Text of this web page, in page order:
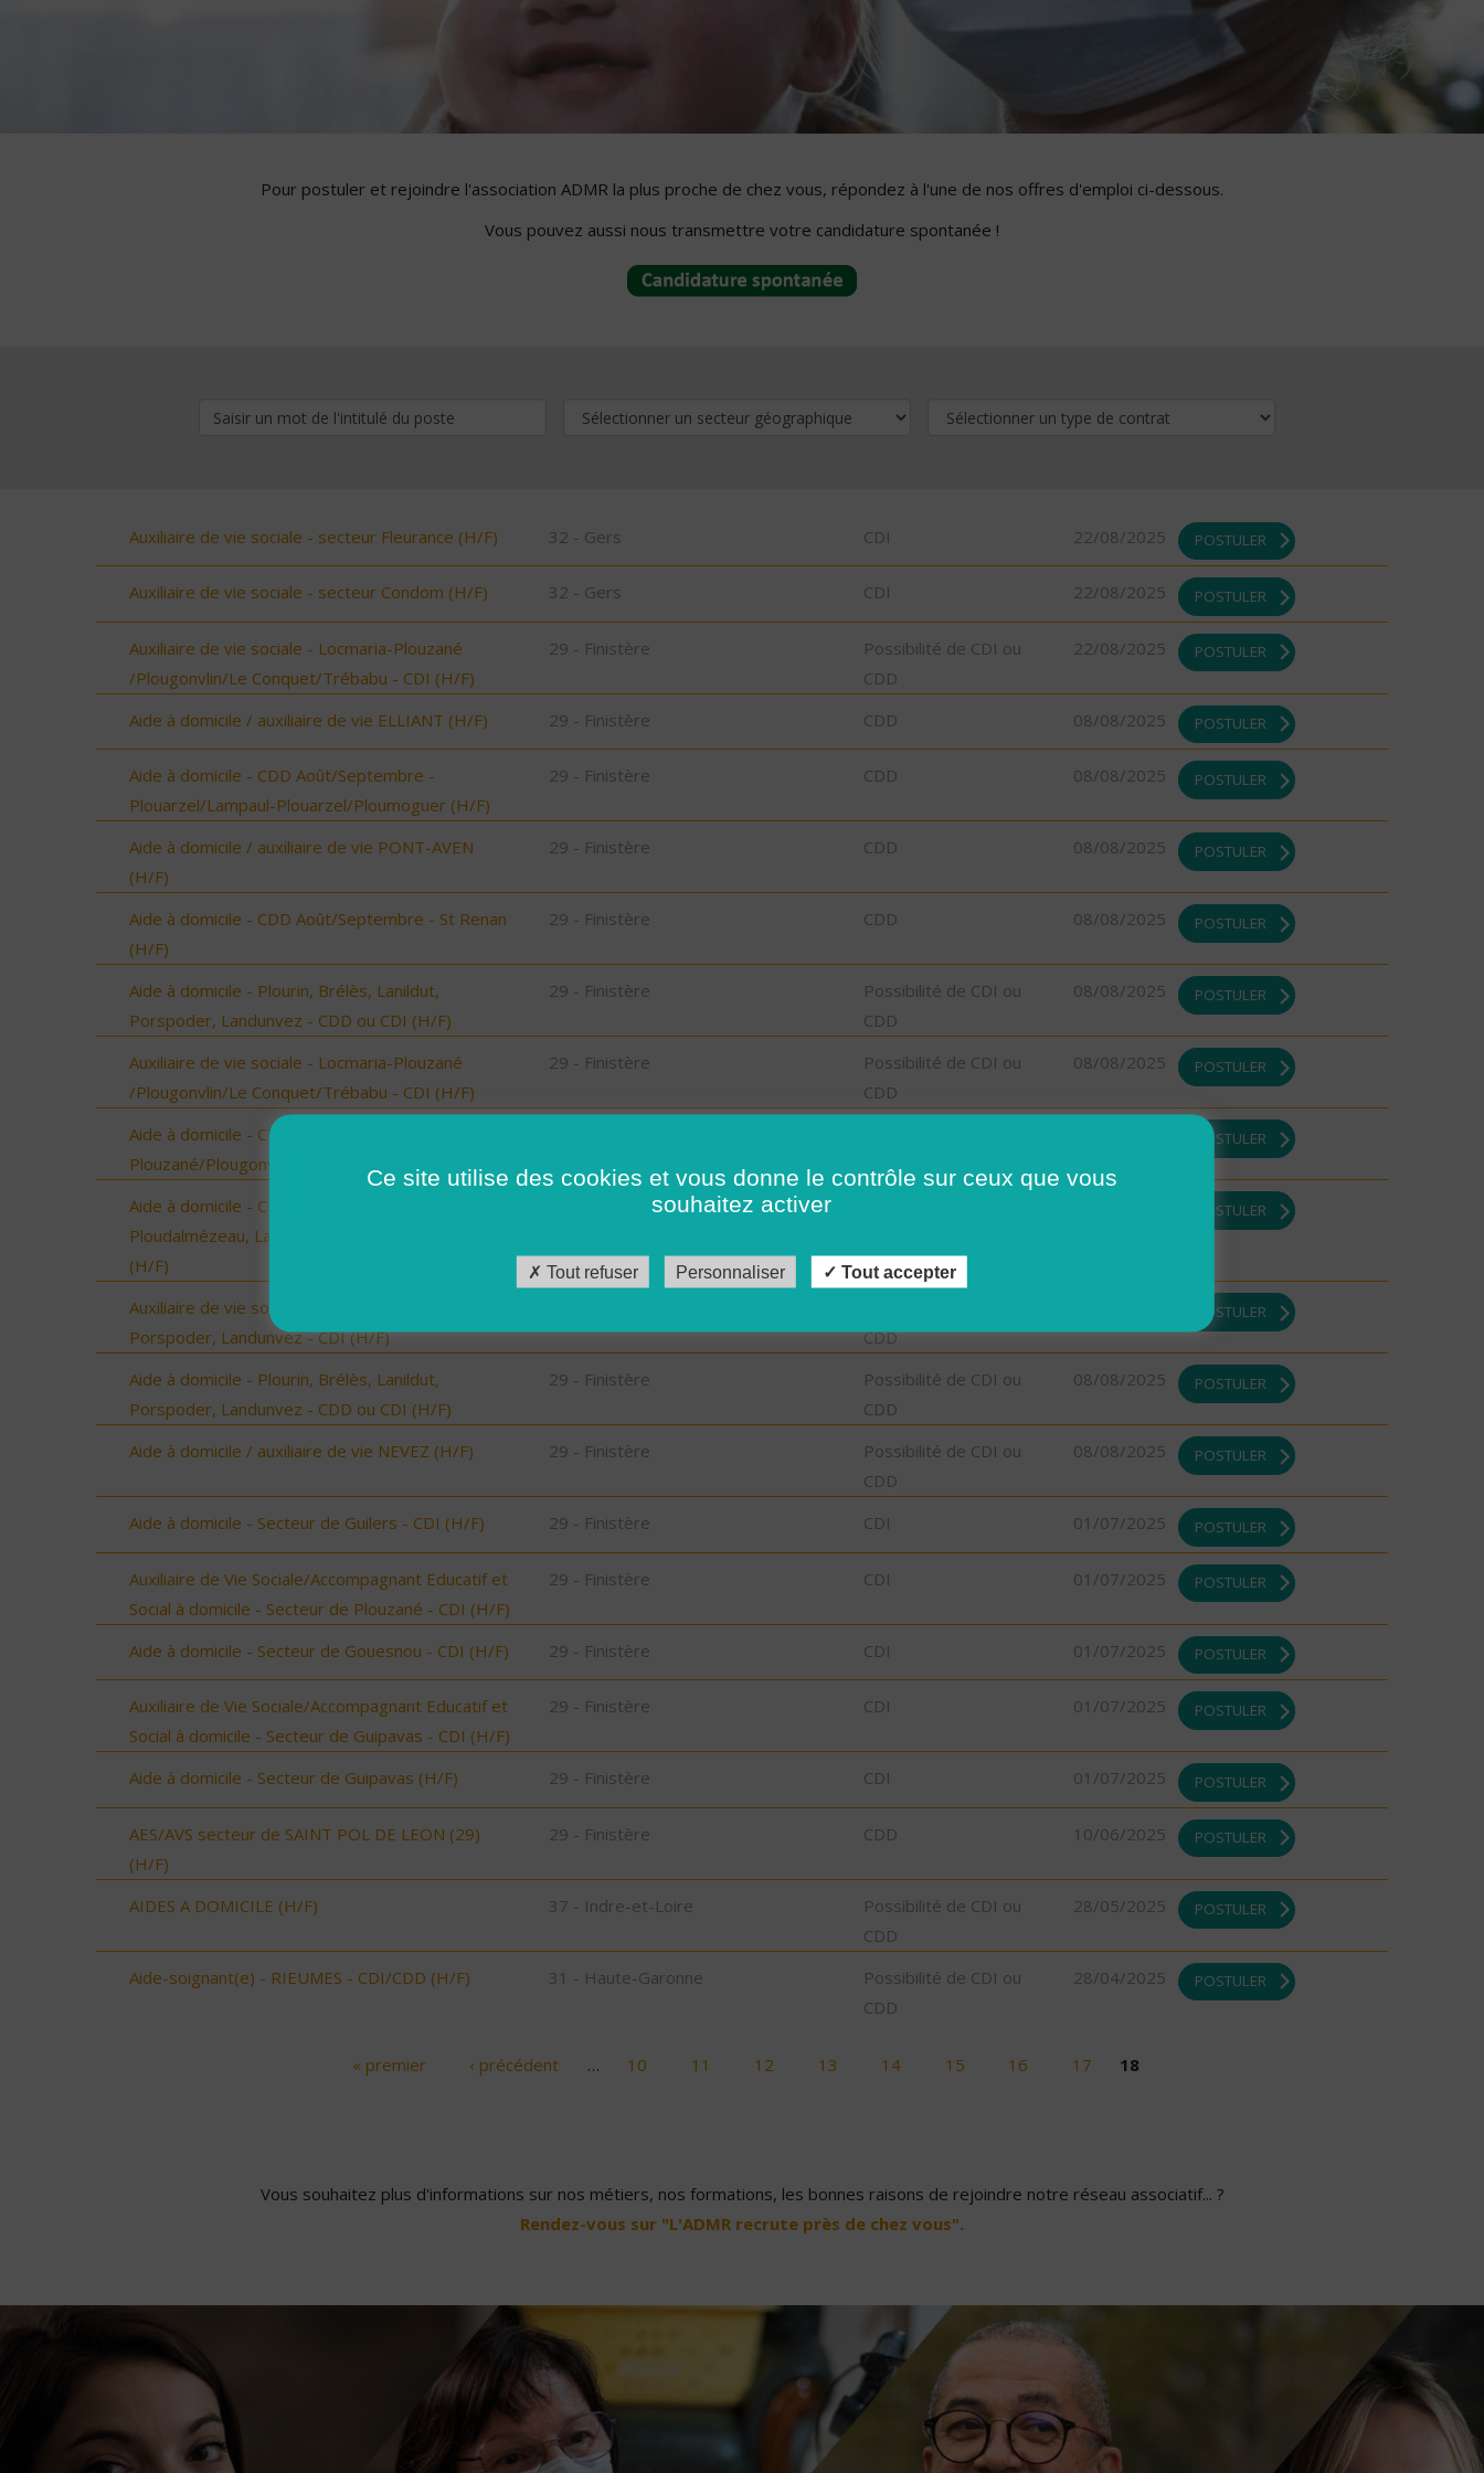
Pour postuler et rejoindre l'association ADMR la plus proche de chez vous, répondez à l'une de nos offres d'emploi ci-dessous.
Vous pouvez aussi nous transmettre votre candidature spontanée !
Auxiliaire de vie sociale - secteur Fleurance (H/F) 32 - Gers CDI 22/08/2025 POSTULER
Auxiliaire de vie sociale - secteur Condom (H/F) 32 - Gers CDI 22/08/2025 POSTULER
Auxiliaire de vie sociale - Locmaria-Plouzané
/Plougonvlin/Le Conquet/Trébabu - CDI (H/F)
29 - Finistère
Possibilité de CDI ou
CDD
22/08/2025 POSTULER
Aide à domicile / auxiliaire de vie ELLIANT (H/F) 29 - Finistère CDD 08/08/2025 POSTULER
Aide à domicile - CDD Août/Septembre -
Plouarzel/Lampaul-Plouarzel/Ploumoguer (H/F)
29 - Finistère CDD 08/08/2025 POSTULER
Aide à domicile / auxiliaire de vie PONT-AVEN
(H/F)
29 - Finistère CDD 08/08/2025 POSTULER
Aide à domicile - CDD Août/Septembre - St Renan
(H/F)
29 - Finistère CDD 08/08/2025 POSTULER
Aide à domicile - Plourin, Brélès, Lanildut,
Porspoder, Landunvez - CDD ou CDI (H/F)
29 - Finistère
Possibilité de CDI ou
CDD
08/08/2025 POSTULER
Auxiliaire de vie sociale - Locmaria-Plouzané
/Plougonvlin/Le Conquet/Trébabu - CDI (H/F)
29 - Finistère
Possibilité de CDI ou
CDD
08/08/2025 POSTULER
Aide à domicile - CDD Août/Septembre - Locmaria-
Plouzané/Plougonvelin/Le Conquet/Trébabu (H/F)
POSTULER
Aide à domicile - CDD Août/Septembre -
Ploudalmézeau, Lampaul-Ploudalmézeau, St Pabu
(H/F)
POSTULER
Auxiliaire de vie sociale - Plourin, Brélès, Lanildut,
Porspoder, Landunvez - CDI (H/F)
CDD
POSTULER
Aide à domicile - Plourin, Brélès, Lanildut,
Porspoder, Landunvez - CDD ou CDI (H/F)
29 - Finistère
Possibilité de CDI ou
CDD
08/08/2025 POSTULER
Aide à domicile / auxiliaire de vie NEVEZ (H/F) 29 - Finistère
Possibilité de CDI ou
CDD
08/08/2025 POSTULER
Aide à domicile - Secteur de Guilers - CDI (H/F) 29 - Finistère CDI 01/07/2025 POSTULER
Auxiliaire de Vie Sociale/Accompagnant Educatif et
Social à domicile - Secteur de Plouzané - CDI (H/F)
29 - Finistère CDI 01/07/2025 POSTULER
Aide à domicile - Secteur de Gouesnou - CDI (H/F) 29 - Finistère CDI 01/07/2025 POSTULER
Auxiliaire de Vie Sociale/Accompagnant Educatif et
Social à domicile - Secteur de Guipavas - CDI (H/F)
29 - Finistère CDI 01/07/2025 POSTULER
Aide à domicile - Secteur de Guipavas (H/F) 29 - Finistère CDI 01/07/2025 POSTULER
AES/AVS secteur de SAINT POL DE LEON (29)
(H/F)
29 - Finistère CDD 10/06/2025 POSTULER
AIDES A DOMICILE (H/F) 37 - Indre-et-Loire
Possibilité de CDI ou
CDD
28/05/2025 POSTULER
Aide-soignant(e) - RIEUMES - CDI/CDD (H/F) 31 - Haute-Garonne
Possibilité de CDI ou
CDD
28/04/2025 POSTULER
« premier ‹ précédent … 10 11 12 13 14 15 16 17 18
Vous souhaitez plus d'informations sur nos métiers, nos formations, les bonnes raisons de rejoindre notre réseau associatif... ?
Rendez-vous sur "L'ADMR recrute près de chez vous".
Ce site utilise des cookies et vous donne le contrôle sur ceux que vous
souhaitez activer
Tout refuser Personnaliser Tout accepter